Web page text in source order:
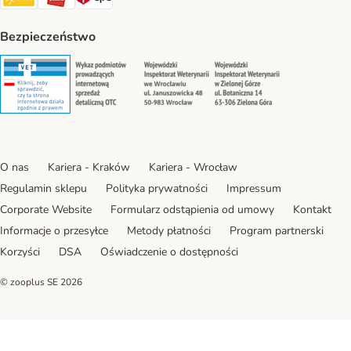
Bezpieczeństwo
Security Security Security
O nas Kariera - Kraków
Kariera - Wrocław
Regulamin sklepu
Polityka prywatności
Impressum
Corporate Website
Formularz odstąpienia od umowy
Kontakt
Informacje o przesyłce
Metody płatności
Program partnerski
Korzyści
DSA Oświadczenie o dostępności
© zooplus SE 2026